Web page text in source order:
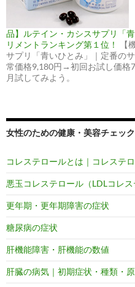
品】ルテイン・カシスサプリ「
リメントランキング第１位！
【
サプリ「青いひとみ」｜定番の
常価格9,180円→初回お試し価格
月試してみよう。
女性のための健康・美容チェック
コレステロールとは｜コレステ
悪玉コレステロール（LDLコレ
更年期・更年期障害の症状
糖尿病の症状
肝機能障害・肝機能の数値
肝臓の病気｜初期症状・種類・